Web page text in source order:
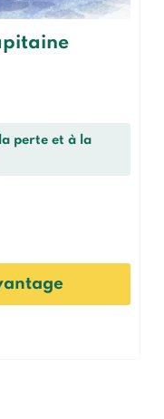
perte et à la